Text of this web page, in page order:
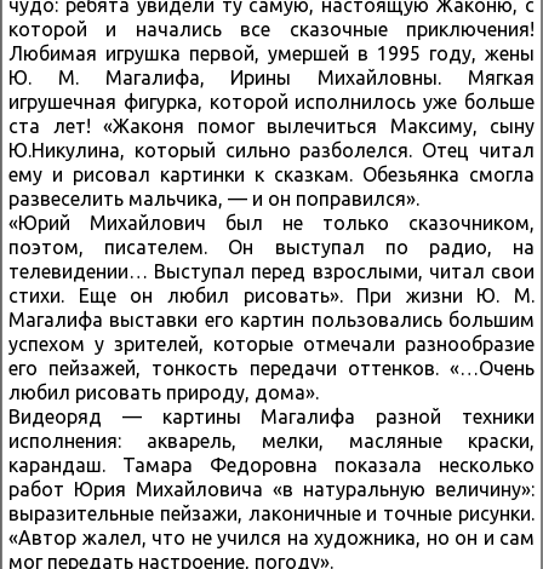
чудо: ребята увидели ту самую, настоящую Жаконю, с
которой и начались все сказочные приключения!
Любимая игрушка первой, умершей в 1995 году, жены
Ю. М. Магалифа, Ирины Михайловны. Мягкая
игрушечная фигурка, которой исполнилось уже больше
ста лет! «Жаконя помог вылечиться Максиму, сыну
Ю.Никулина, который сильно разболелся. Отец читал
ему и рисовал картинки к сказкам. Обезьянка смогла
развеселить мальчика, — и он поправился».
«Юрий Михайлович был не только сказочником,
поэтом, писателем. Он выступал по радио, на
телевидении… Выступал перед взрослыми, читал свои
стихи. Еще он любил рисовать». При жизни Ю. М.
Магалифа выставки его картин пользовались большим
успехом у зрителей, которые отмечали разнообразие
его пейзажей, тонкость передачи оттенков. «…Очень
любил рисовать природу, дома».
Видеоряд — картины Магалифа разной техники
исполнения: акварель, мелки, масляные краски,
карандаш. Тамара Федоровна показала несколько
работ Юрия Михайловича «в натуральную величину»:
выразительные пейзажи, лаконичные и точные рисунки.
«Автор жалел, что не учился на художника, но он и сам
мог передать настроение, погоду».